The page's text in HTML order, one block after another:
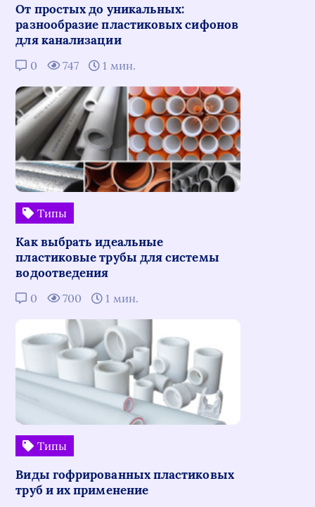
От простых до уникальных:
разнообразие пластиковых сифонов
для канализации
0 747 1 мин.
Типы
Как выбрать идеальные
пластиковые трубы для системы
водоотведения
0 700 1 мин.
Типы
Виды гофрированных пластиковых
труб и их применение